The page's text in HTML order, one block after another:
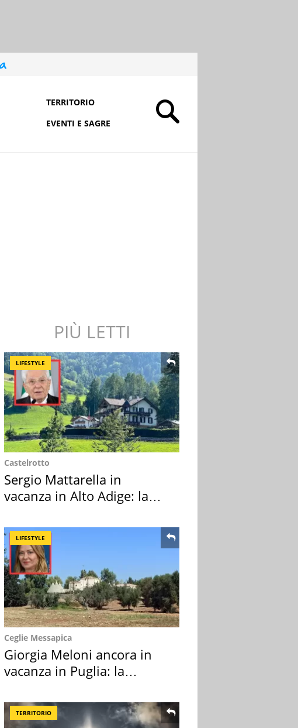
TERRITORIO
EVENTI E SAGRE
PIÙ LETTI
LIFESTYLE
Castelrotto
Sergio Mattarella in
vacanza in Alto Adige: la
LIFESTYLE
Ceglie Messapica
Giorgia Meloni ancora in
vacanza in Puglia: la
TERRITORIO